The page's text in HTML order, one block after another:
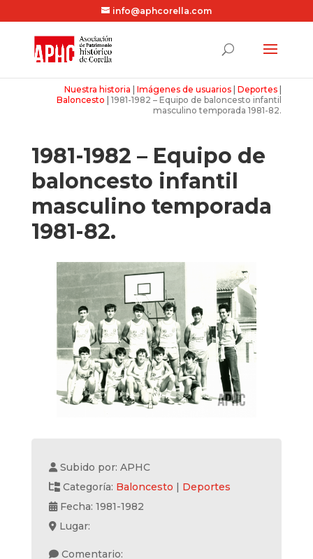
info@aphcorella.com
Nuestra historia |Imágenes de usuarios |Deportes
Baloncesto |1981-1982 – Equipo de baloncesto infantil
masculino temporada 1981-82.
1981-1982 – Equipo de
baloncesto infantil
masculino temporada
1981-82.
Subido por: APHC
Categoría: Baloncesto | Deportes
Fecha: 1981-1982
Lugar:
Comentario: